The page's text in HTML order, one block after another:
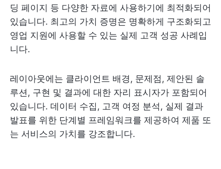
딩 페이지 등 다양한 자료에 사용하기에 최적화되어
있습니다. 최고의 가치 증명은 명확하게 구조화되고
영업 지원에 사용할 수 있는 실제 고객 성공 사례입
니다.
레이아웃에는 클라이언트 배경, 문제점, 제안된 솔
루션, 구현 및 결과에 대한 자리 표시자가 포함되어
있습니다. 데이터 수집, 고객 여정 분석, 실제 결과
발표를 위한 단계별 프레임워크를 제공하여 제품 또
는 서비스의 가치를 강조합니다.